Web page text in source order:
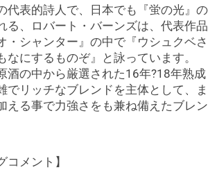
代表的詩人で、日本でも『蛍の光』の
る、ロバート・バーンズは、代表作品
・シャンター』の中で『ウシュクベさ
なにするものぞ』と詠っています。
酒の中から厳選された16年?18年熟成
でリッチなブレンドを主体として、ま
える事で力強さをも兼ね備えたブレン
コメント】